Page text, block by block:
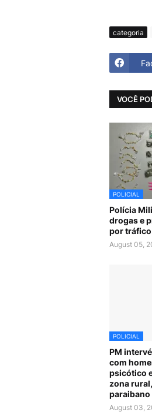
categoria
VOCÊ
POLICIAL
Polícia
drogas e
por
August 05,
POLICIAL
PM
com
psicótico
zona
paraibano
August 03,